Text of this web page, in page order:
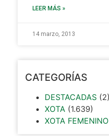
LEER MÁS »
14 marzo, 2013
CATEGORÍAS
DESTACADAS(2)
XOTA (1.639)
XOTA FEMENINO